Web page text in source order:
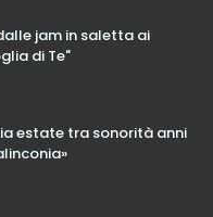
jam in saletta ai
di Te"
estate tra sonorità anni